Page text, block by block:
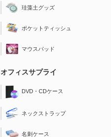
珪藻土グッズ
ポケットティッシュ
マウスパッド
オフィスサプライ
DVD・CDケース
ネックストラップ
名刺ケース